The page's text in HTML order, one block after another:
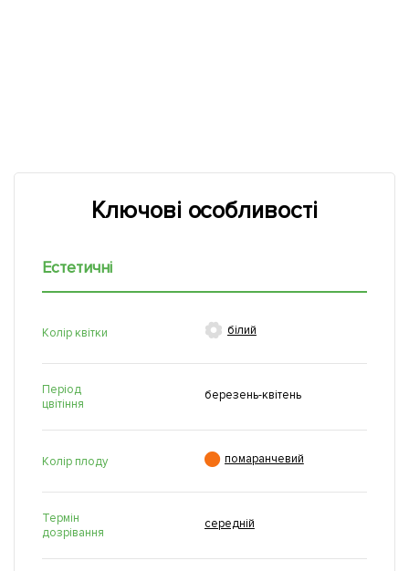
Ключові особливості
Естетичні
Колір квітки  білий
Період
цвітіння
березень-квітень
Колір плоду  помаранчевий
Термін
дозрівання
середній